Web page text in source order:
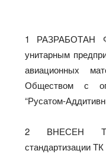
1 РАЗРАБОТАН
унитарным
авиационных
Обществом с
“Русатом-
2 ВНЕСЕН
стандартизации